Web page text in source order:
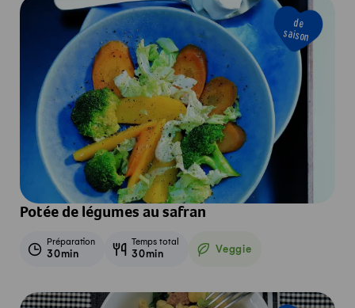
de
saison
Potée de légumes au safran
Préparation
30min
Temps total
30min Veggie
Veggie